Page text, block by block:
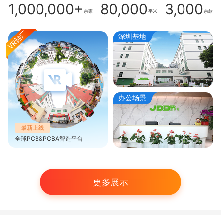
1,000,000+ 余家 80,000 平米 3,000 余款
最新上线
全球PCB&PCBA智造平台
深圳基地
办公场景
更多展示